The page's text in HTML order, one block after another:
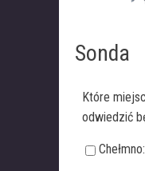
Sonda
Które
odwiedzić